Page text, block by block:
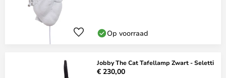
Op voorraad
Jobby The Cat Tafellamp Zwart - Seletti
€ 230,00